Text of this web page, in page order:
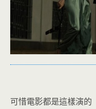
可惜電影都是這樣演的